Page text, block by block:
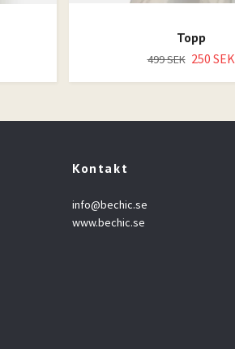
Topp
499 SEK 250 SEK
Kontakt
info@bechic.se
www.bechic.se